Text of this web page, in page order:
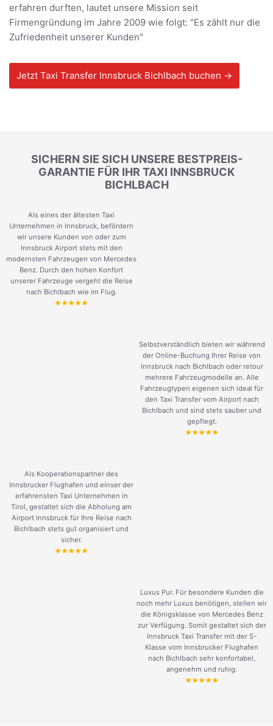
erfahren durften, lautet unsere Mission seit
Firmengründung im Jahre 2009 wie folgt: "Es zählt nur die
Zufriedenheit unserer Kunden"
Jetzt Taxi Transfer Innsbruck Bichlbach buchen →
SICHERN SIE SICH UNSERE BESTPREIS-
GARANTIE FÜR IHR TAXI INNSBRUCK
BICHLBACH
Als eines der ältesten Taxi
Unternehmen in Innsbruck, befördern
wir unsere Kunden von oder zum
Innsbruck Airport stets mit den
modernsten Fahrzeugen von Mercedes
Benz. Durch den hohen Konfort
unserer Fahrzeuge vergeht die Reise
nach Bichlbach wie im Flug.
Selbstverständlich bieten wir während
der Online-Buchung Ihrer Reise von
Innsbruck nach Bichlbach oder retour
mehrere Fahrzeugmodelle an. Alle
Fahrzeugtypen eigenen sich ideal für
den Taxi Transfer vom Airport nach
Bichlbach und sind stets sauber und
gepflegt.
Als Kooperationspartner des
Innsbrucker Flughafen und einser der
erfahrensten Taxi Unternehmen in
Tirol, gestaltet sich die Abholung am
Airport Innsbruck für Ihre Reise nach
Bichlbach stets gut organisiert und
sicher.
Luxus Pur. Für besondere Kunden die
noch mehr Luxus benötigen, stellen wir
die Königsklasse von Mercedes Benz
zur Verfügung. Somit gestaltet sich der
Innsbruck Taxi Transfer mit der S-
Klasse vom Innsbrucker Flughafen
nach Bichlbach sehr konfortabel,
angenehm und ruhig.